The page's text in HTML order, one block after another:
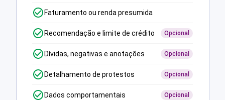
Faturamento ou renda presumida
Recomendação e limite de crédito Opcional
Dívidas, negativas e anotações Opcional
Detalhamento de protestos Opcional
Dados comportamentais Opcional